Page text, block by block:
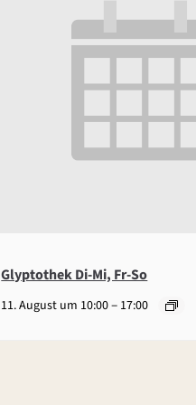
Glyptothek Di-Mi, Fr-So
11. August um 10:00– 17:00